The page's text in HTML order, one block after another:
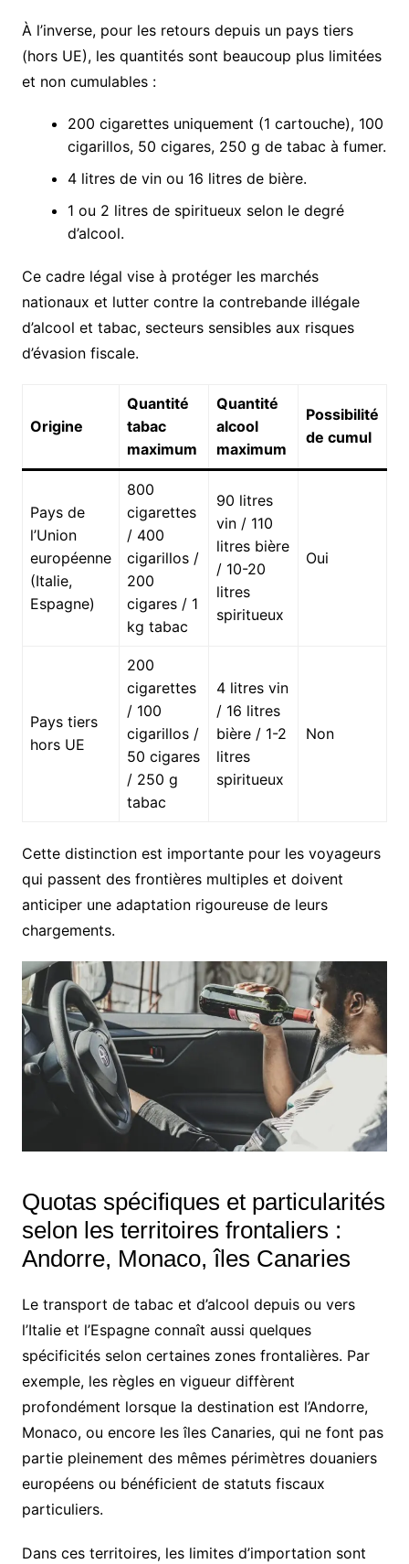
À l’inverse, pour les retours depuis un pays tiers
(hors UE), les quantités sont beaucoup plus limitées
et non cumulables :
200 cigarettes uniquement (1 cartouche), 100
cigarillos, 50 cigares, 250 g de tabac à fumer.
4 litres de vin ou 16 litres de bière.
1 ou 2 litres de spiritueux selon le degré
d’alcool.
Ce cadre légal vise à protéger les marchés
nationaux et lutter contre la contrebande illégale
d’alcool et tabac, secteurs sensibles aux risques
d’évasion fiscale.
Origine
Quantité
tabac
maximum
Quantité
alcool
maximum
Possibilité
de cumul
Pays de
l’Union
européenne
(Italie,
Espagne)
800
cigarettes
/ 400
cigarillos /
200
cigares / 1
kg tabac
90 litres
vin / 110
litres bière
/ 10-20
litres
spiritueux
Oui
Pays tiers
hors UE
200
cigarettes
/ 100
cigarillos /
50 cigares
/ 250 g
tabac
4 litres vin
/ 16 litres
bière / 1-2
litres
spiritueux
Non
Cette distinction est importante pour les voyageurs
qui passent des frontières multiples et doivent
anticiper une adaptation rigoureuse de leurs
chargements.
Quotas spécifiques et particularités
selon les territoires frontaliers :
Andorre, Monaco, îles Canaries
Le transport de tabac et d’alcool depuis ou vers
l’Italie et l’Espagne connaît aussi quelques
spécificités selon certaines zones frontalières. Par
exemple, les règles en vigueur diffèrent
profondément lorsque la destination est l’Andorre,
Monaco, ou encore les îles Canaries, qui ne font pas
partie pleinement des mêmes périmètres douaniers
européens ou bénéficient de statuts fiscaux
particuliers.
Dans ces territoires, les limites d’importation sont